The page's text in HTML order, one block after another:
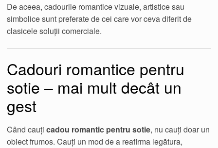
De aceea, cadourile romantice vizuale, artistice sau
simbolice sunt preferate de cei care vor ceva diferit de
clasicele soluții comerciale.
Cadouri romantice pentru
sotie – mai mult decât un
gest
Când cauți cadou romantic pentru sotie, nu cauți doar un
obiect frumos. Cauți un mod de a reafirma legătura,